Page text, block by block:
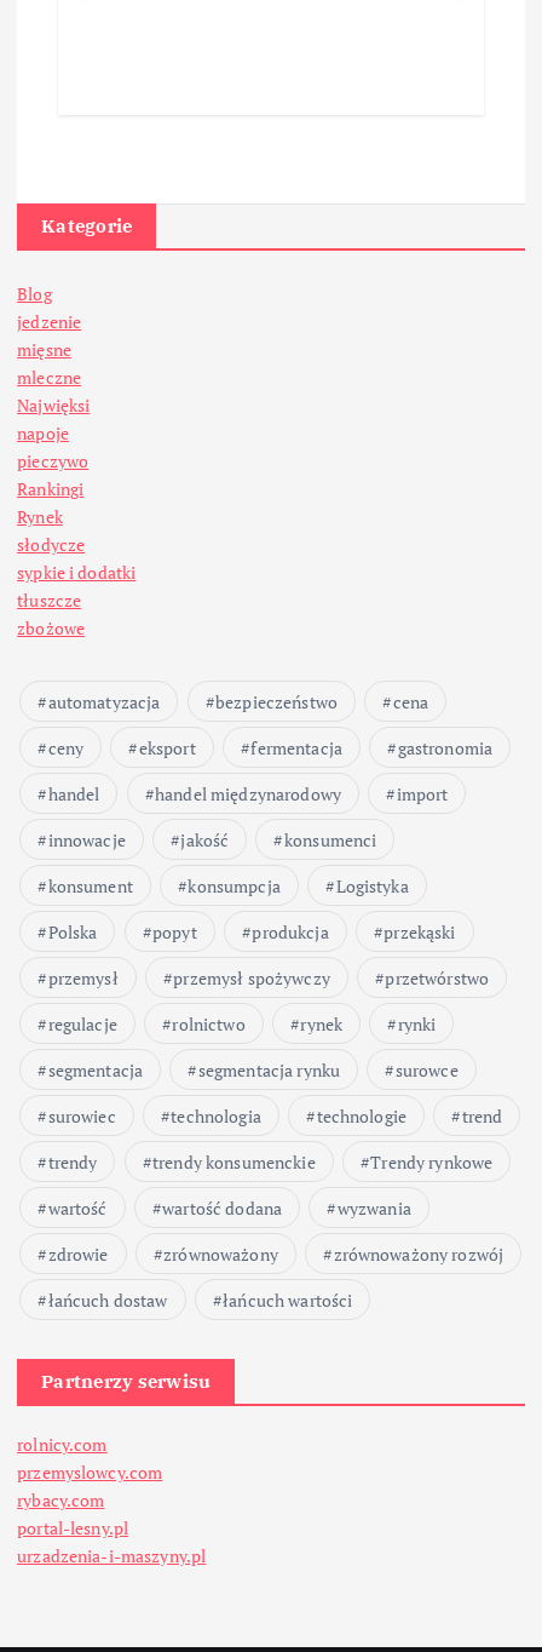
Kategorie
Blog
jedzenie
mięsne
mleczne
Najwięksi
napoje
pieczywo
Rankingi
Rynek
słodycze
sypkie i dodatki
tłuszcze
zbożowe
automatyzacja bezpieczeństwo
cena
ceny
eksport fermentacja
gastronomia
handel
handel międzynarodowy
import
innowacje
jakość
konsumenci
konsument
konsumpcja
Logistyka
Polska
popyt produkcja
przekąski
przemysł
przemysł spożywczy
przetwórstwo
regulacje
rolnictwo rynek
rynki
segmentacja
segmentacja rynku
surowce
surowiec
technologia technologie
trend
trendy
trendy konsumenckie
Trendy rynkowe
wartość
wartość dodana
wyzwania
zdrowie
zrównoważony
zrównoważony rozwój
łańcuch dostaw
łańcuch wartości
Partnerzy serwisu
rolnicy.com
przemyslowcy.com
rybacy.com
portal-lesny.pl
urzadzenia-i-maszyny.pl